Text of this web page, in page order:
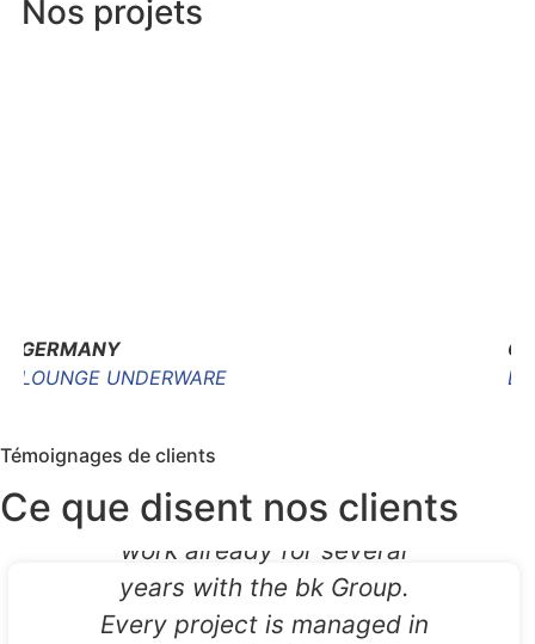
Nos projets
GERMANY
LOUNGE UNDERWARE
Témoignages de clients
Ce que disent nos clients
the field. At Skechers we
work already for several
years with the bk Group.
Every project is managed in